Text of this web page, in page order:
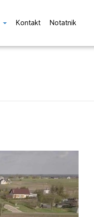
Kontakt Notatnik